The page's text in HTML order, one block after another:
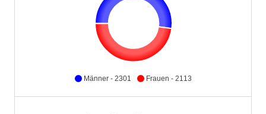
Männer - 2301 Frauen - 2113